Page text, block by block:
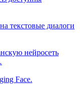
текстовые диалоги
нейросеть
Face.